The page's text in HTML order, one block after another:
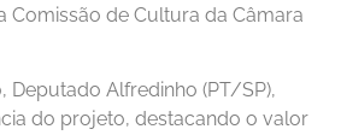
Comissão de Cultura da Câmara
Deputado Alfredinho (PT/SP),
do projeto, destacando o valor